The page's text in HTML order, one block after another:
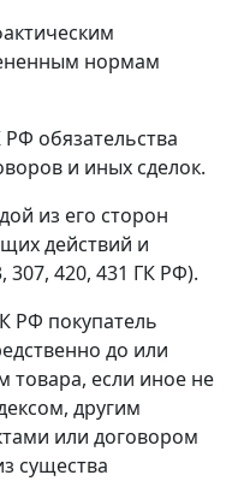
нормам
РФ обязательства
и иных сделок.
из его сторон
действий и
307, 420, 431 ГК РФ).
РФ покупатель
до или
товара, если иное не
другим
или договором
существа